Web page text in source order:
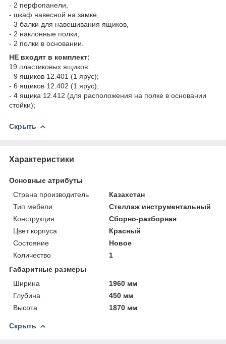
- 2 перфопанели,
- шкаф навесной на замке,
- 3 балки для навешивания ящиков,
- 2 наклонные полки,
- 2 полки в основании.
НЕ входят в комплект:
19 пластиковых ящиков:
- 9 ящиков 12.401 (1 ярус);
- 6 ящиков 12.402 (1 ярус);
- 4 ящика 12.412 (для расположения на полке в основании
стойки);
Скрыть
Характеристики
Основные атрибуты
Страна производитель
Казахстан
Тип мебели
Стеллаж инструментальный
Конструкция
Сборно-разборная
Цвет корпуса
Красный
Состояние
Новое
Количество
1
Габаритные размеры
Ширина
1960 мм
Глубина
450 мм
Высота
1870 мм
Скрыть